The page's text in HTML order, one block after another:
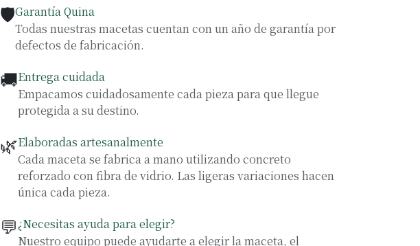
🛡️Garantía Quina
Todas nuestras macetas cuentan con un año de garantía por
defectos de fabricación.
🚚Entrega cuidada
Empacamos cuidadosamente cada pieza para que llegue
protegida a su destino.
🌿Elaboradas artesanalmente
Cada maceta se fabrica a mano utilizando concreto
reforzado con fibra de vidrio. Las ligeras variaciones hacen
única cada pieza.
💬¿Necesitas ayuda para elegir?
Nuestro equipo puede ayudarte a elegir la maceta, el